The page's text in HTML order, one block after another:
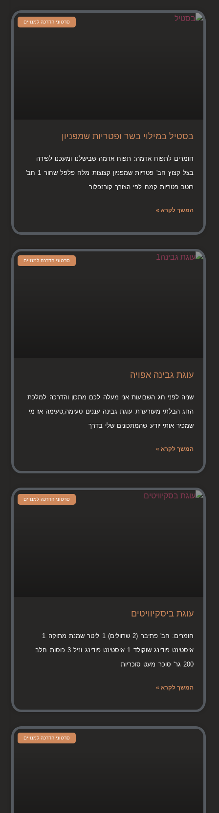
סרטוני הדרכה למנויים
בסטיל במילוי בשר ופטריות שמפניון
חומרים לתפוח אדמה: תפוח אדמה שבישלנו ומעכנו לפירה
בצל קצוץ חב' פטריות שמפניון קצוצות מלח פלפל שחור 1 חב'
רוטב פטריות קמח לפי הצורך קורנפלור
המשך לקרא »
סרטוני הדרכה למנויים
עוגת גבינה אפויה
שניה לפני חג השבועות אני מעלה לכם מתכון והדרכה למלכת
החג הבלתי מעורערת עוגת גבינה עננים טעימה,טעימה אז מי
שמכיר אותי יודע שהמתכונים שלי בדרך
המשך לקרא »
סרטוני הדרכה למנויים
עוגת ביסקיוויטים
חומרים: חב' פתיבר (2 שרוולים) 1 ליטר שמנת מתוקה 1
איסטינט פודינג שוקולד 1 איסטינט פודינג וניל 3 כוסות חלב
200 גר' סוכר מעט סוכריות
המשך לקרא »
סרטוני הדרכה למנויים